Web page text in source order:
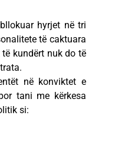
hyrjet në tri
të caktuara
kundërt nuk do të
në konviktet e
tani me kërkesa
si: